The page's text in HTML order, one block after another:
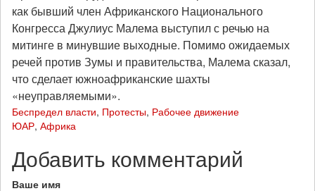
как бывший член Африканского Национального
Конгресса Джулиус Малема выступил с речью на
митинге в минувшие выходные. Помимо ожидаемых
речей против Зумы и правительства, Малема сказал,
что сделает южноафриканские шахты
«неуправляемыми».
Беспредел власти, Протесты, Рабочее движение
ЮАР, Африка
Добавить комментарий
Ваше имя